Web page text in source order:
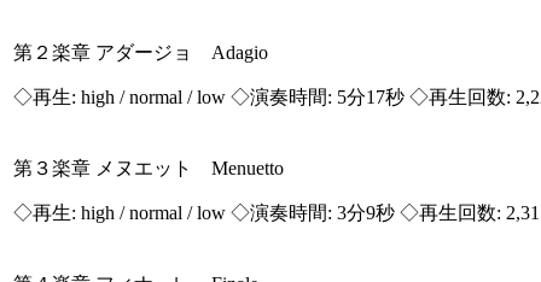
第２楽章 アダージョ Adagio
◇再生: high / normal / low ◇演奏時間: 5分17秒 ◇再生回数:
第３楽章 メヌエット Menuetto
◇再生: high / normal / low ◇演奏時間: 3分9秒 ◇再生回数: